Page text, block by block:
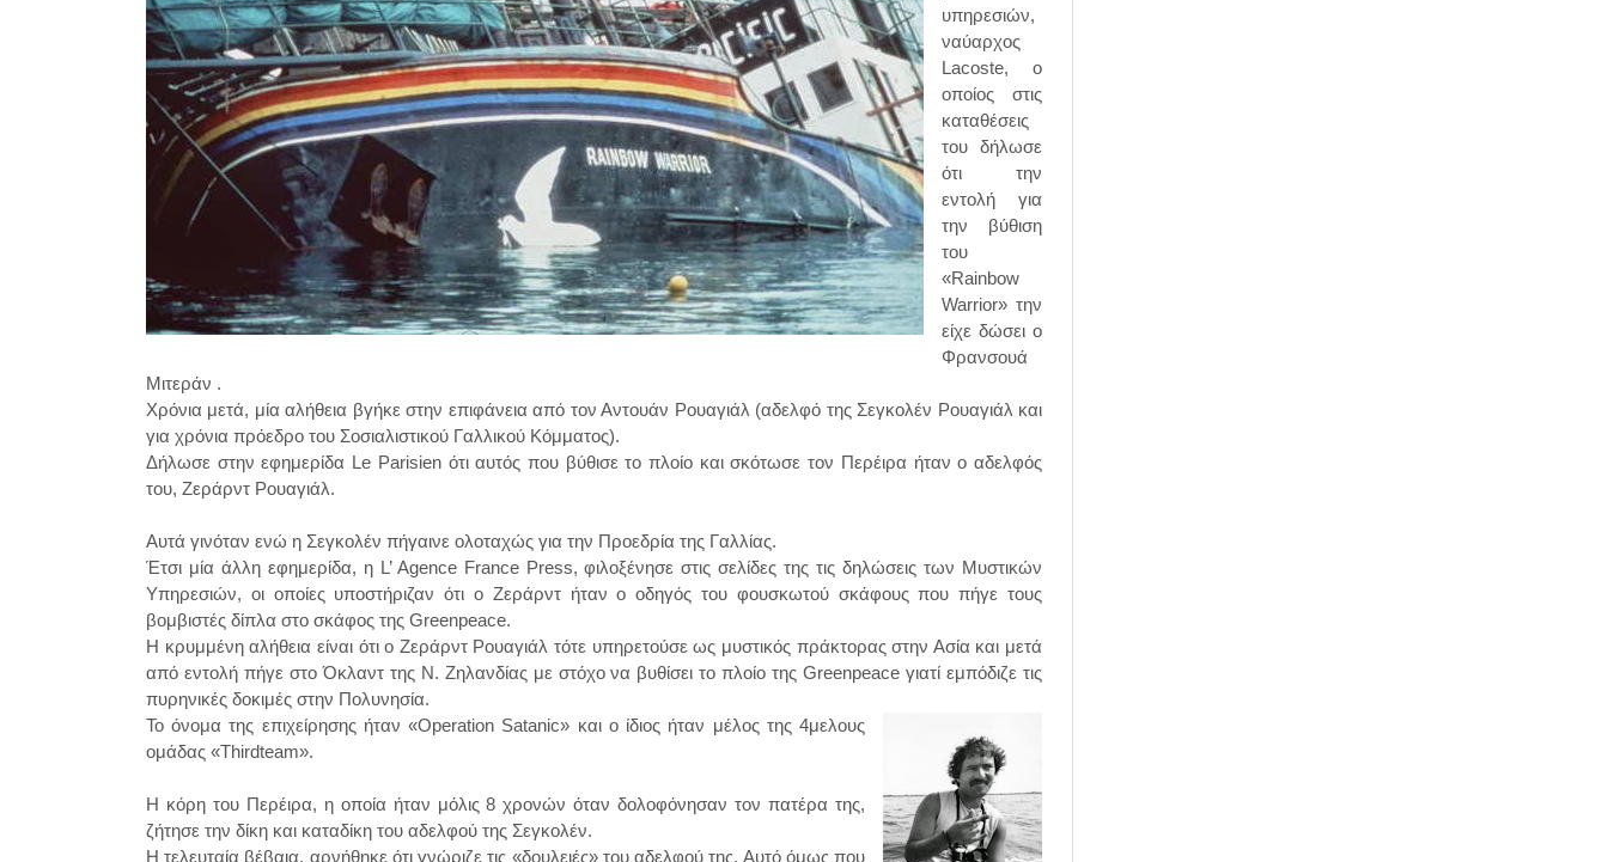
υπηρεσιών,
ναύαρχος
Lacoste, ο
οποίος στις
καταθέσεις
του δήλωσε
ότι την
εντολή για
την βύθιση
του
«Rainbow
Warrior» την
είχε δώσει ο
Φρανσουά
Μιτεράν .
Χρόνια μετά, μία αλήθεια βγήκε στην επιφάνεια από τον Αντουάν Ρουαγιάλ (αδελφό της Σεγκολέν Ρουαγιάλ και
για χρόνια πρόεδρο του Σοσιαλιστικού Γαλλικού Κόμματος).
Δήλωσε στην εφημερίδα Le Parisien ότι αυτός που βύθισε το πλοίο και σκότωσε τον Περέιρα ήταν ο αδελφός
του, Ζεράρντ Ρουαγιάλ.
Αυτά γινόταν ενώ η Σεγκολέν πήγαινε ολοταχώς για την Προεδρία της Γαλλίας.
Έτσι μία άλλη εφημερίδα, η L’ Agence France Press, φιλοξένησε στις σελίδες της τις δηλώσεις των Μυστικών
Υπηρεσιών, οι οποίες υποστήριζαν ότι ο Ζεράρντ ήταν ο οδηγός του φουσκωτού σκάφους που πήγε τους
βομβιστές δίπλα στο σκάφος της Greenpeace.
Η κρυμμένη αλήθεια είναι ότι ο Ζεράρντ Ρουαγιάλ τότε υπηρετούσε ως μυστικός πράκτορας στην Ασία και μετά
από εντολή πήγε στο Όκλαντ της Ν. Ζηλανδίας με στόχο να βυθίσει το πλοίο της Greenpeace γιατί εμπόδιζε τις
πυρηνικές δοκιμές στην Πολυνησία.
Το όνομα της επιχείρησης ήταν «Operation Satanic» και ο ίδιος ήταν μέλος της 4μελους
ομάδας «Thirdteam».
Η κόρη του Περέιρα, η οποία ήταν μόλις 8 χρονών όταν δολοφόνησαν τον πατέρα της,
ζήτησε την δίκη και καταδίκη του αδελφού της Σεγκολέν.
Η τελευταία βέβαια, αρνήθηκε ότι γνώριζε τις «δουλειές» του αδελφού της. Αυτό όμως που